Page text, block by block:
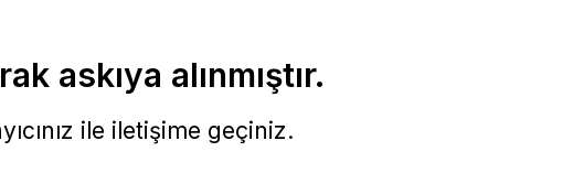
askıya alınmıştır.
ile iletişime geçiniz.